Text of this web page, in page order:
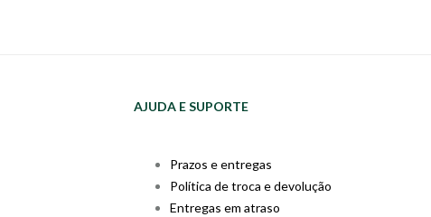
AJUDA E SUPORTE
Prazos e entregas
Política de troca e devolução
Entregas em atraso